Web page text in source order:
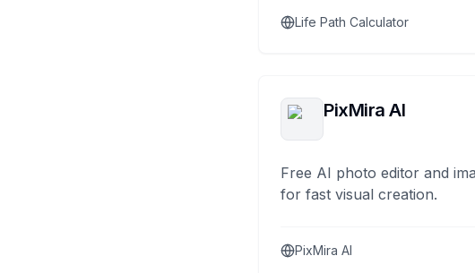
Life Path Calculator
PixMira AI
Free AI photo editor and
for fast visual creation.
PixMira AI